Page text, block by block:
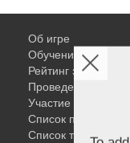
Об игре
Обучение змеи
Рейтинг змей
Проведение
Участие в турнирах
Список поединков
Список турниров